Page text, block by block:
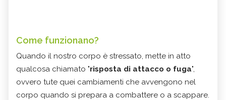
Come funzionano?
Quando il nostro corpo è stressato, mette in atto
qualcosa chiamato "risposta di attacco o fuga",
ovvero tute quei cambiamenti che avvengono nel
corpo quando si prepara a combattere o a scappare.